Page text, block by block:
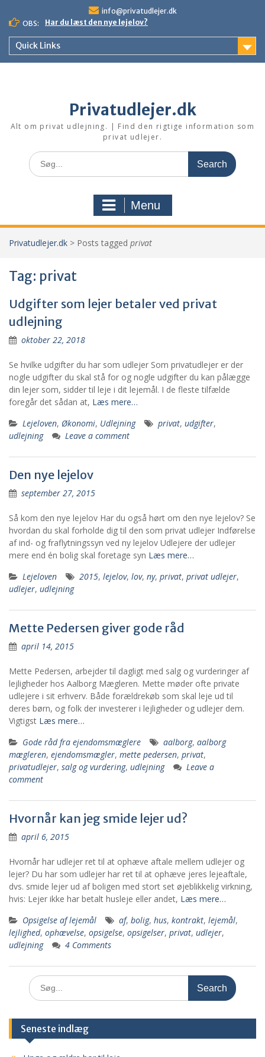
content
info@privatudlejer.dk
OBS:
Har du læst den nye lejelov?
Quick Links
Privatudlejer.dk
Alt om privat udlejning. | Find den rigtige information som
privat udlejer.
Search
for:
Menu
Privatudlejer.dk > Posts tagged privat
Tag: privat
Udgifter som lejer betaler ved privat
udlejning
oktober 22, 2018
Se hvilke udgifter du har som udlejer Som privatudlejer er der
nogle udgifter du skal stå for og nogle udgifter du kan pålægge
din lejer som, sidder til leje i dit lejemål. I de fleste tilfælde
foregår det sådan at, Læs mere…
Lejeloven, Økonomi, Udlejning privat, udgifter,
udlejning
Leave a comment
Den nye lejelov
september 27, 2015
Så kom den nye lejelov Har du også hørt om den nye lejelov? Se
hvordan du skal forholde dig til den som privat udlejer Indførelse
af ind- og fraflytningssyn ved ny lejelov Udlejere der udlejer
mere end én bolig skal foretage syn Læs mere…
Lejeloven
2015, lejelov, lov, ny, privat, privat udlejer,
udlejer, udlejning
Mette Pedersen giver gode råd
april 14, 2015
Mette Pedersen, arbejder til dagligt med salg og vurderinger af
lejligheder hos Aalborg Mægleren. Mette møder ofte private
udlejere i sit erhverv. Både forældrekøb som skal leje ud til
deres børn, og folk der investerer i lejligheder og udlejer dem.
Vigtigst Læs mere…
Gode råd fra ejendomsmæglere
aalborg, aalborg
mægleren, ejendomsmægler, mette pedersen, privat,
privatudlejer, salg og vurdering, udlejning
Leave a
comment
Hvornår kan jeg smide lejer ud?
april 6, 2015
Hvornår har udlejer ret til at ophæve aftale mellem udlejer og
lejer? Du har som udlejer har ret til at ophæve jeres lejeaftale,
dvs. smide lejer ud af boligen med stort set øjeblikkelig virkning,
hvis: Lejer ikke har betalt husleje eller andet, Læs mere…
Opsigelse af lejemål
af, bolig, hus, kontrakt, lejemål,
lejlighed, ophævelse, opsigelse, opsigelser, privat, udlejer,
udlejning
4 Comments
Search
for:
Seneste indlæg